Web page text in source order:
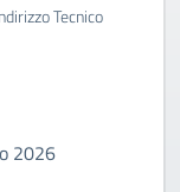
Tecnico
2026